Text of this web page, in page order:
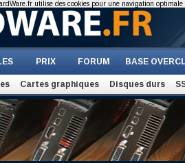
PRIX FORUM BASE
Cartes graphiques Disques durs
utilise des cookies pour une navigation